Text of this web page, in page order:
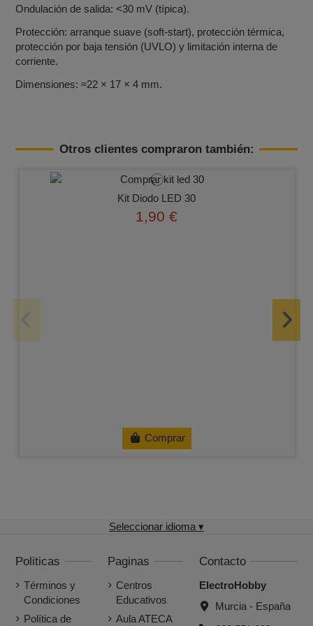
Ondulación de salida: <30 mV (típica).
Protección: arranque suave (soft‑start), protección térmica,
protección por baja tensión (UVLO) y limitación interna de
corriente.
Dimensiones: ≈22 × 17 × 4 mm.
Otros clientes compraron también:
Kit Diodo LED 30
1,90 €
Comprar
Seleccionar idioma ▾
Politicas
Términos y
Condiciones
Política de
Paginas
Centros
Educativos
Aula ATECA
Contacto
ElectroHobby
Murcia - España